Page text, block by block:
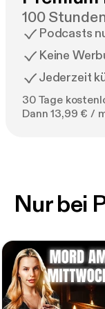
100
Podcasts
Keine
Jederzeit
30 Tage
Dann 13,99 € /
Nur bei